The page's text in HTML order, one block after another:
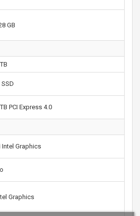
GB
SSD
PCI Express 4.0
Intel Graphics
Graphics